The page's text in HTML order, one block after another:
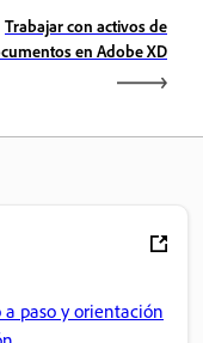
Trabajar con activos de
en Adobe XD
paso y orientación